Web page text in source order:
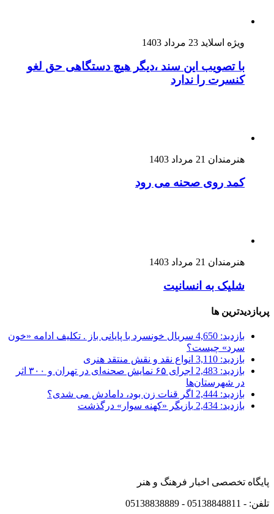
ویژه اسلاید 23 مرداد 1403
با تصویب این سند ،دیگر هیچ دستگاهی حق لغو
کنسرت را ندارد
هنرمندان 21 مرداد 1403
کمد روی صحنه می رود
هنرمندان 21 مرداد 1403
شلیک به انسانیت
پربازدیدترین ها
بازدید: 4,650
سریال خونسرد با پایانی باز . تکلیف ادامه «خون
سرد» چیست؟
بازدید: 3,110
انواع نقد و نقش منتقد هنری
بازدید: 2,483
اجرای ۶۵ نمایش صحنه‌ای در تهران و ۳۰۰ اثر
در شهرستان‌ها
بازدید: 2,444
اگر قنات زن بود، دامادش می شدی؟
بازدید: 2,434
بازیگر «کهنه سوار» درگذشت
پایگاه تخصصی اخبار فرهنگ و هنر
تلفن: - 05138848811 - 05138838889